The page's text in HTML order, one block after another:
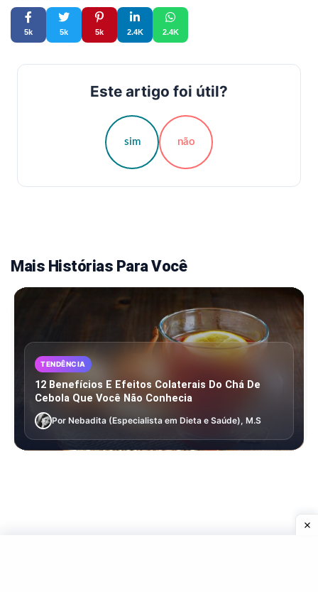
5k 5k 5k 2.4K 2.4K
Este artigo foi útil?
sim não
Mais Histórias Para Você
TENDÊNCIA
12 Benefícios E Efeitos Colaterais Do Chá De
Cebola Que Você Não Conhecia
Por Nebadita (Especialista em Dieta e Saúde), M.S